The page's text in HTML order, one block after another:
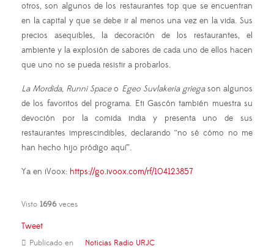
otros, son algunos de los restaurantes top que se encuentran
en la capital y que se debe ir al menos una vez en la vida. Sus
precios asequibles, la decoración de los restaurantes, el
ambiente y la explosión de sabores de cada uno de ellos hacen
que uno no se pueda resistir a probarlos.
La Mordida, Runni Spaceo Egeo Suvlakeria griegason algunos
de los favoritos del programa. Eti Gascón también muestra su
devoción por la comida india y presenta uno de sus
restaurantes imprescindibles, declarando “no sé cómo no me
han hecho hijo pródigo aquí”.
Ya en iVoox: https://go.ivoox.com/rf/104123857
Visto 1696veces
Tweet
Publicado en Noticias Radio URJC